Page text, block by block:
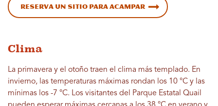
Reserva un sitio para acampar
Clima
La primavera y el otoño traen el clima más templado. En
invierno, las temperaturas máximas rondan los 10 °C y las
mínimas los -7 °C. Los visitantes del Parque Estatal Quail